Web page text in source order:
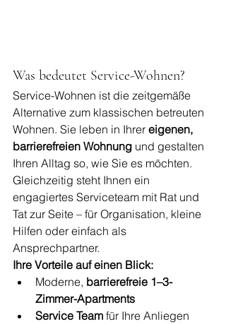
Was bedeutet Service-Wohnen?
Service-Wohnen ist die zeitgemäße
Alternative zum klassischen betreuten
Wohnen. Sie leben in Ihrer eigenen,
barrierefreien Wohnung und gestalten
Ihren Alltag so, wie Sie es möchten.
Gleichzeitig steht Ihnen ein
engagiertes Serviceteam mit Rat und
Tat zur Seite – für Organisation, kleine
Hilfen oder einfach als
Ansprechpartner.
Ihre Vorteile auf einen Blick:
Moderne, barrierefreie 1–3-
Zimmer-Apartments
Service Team für Ihre Anliegen